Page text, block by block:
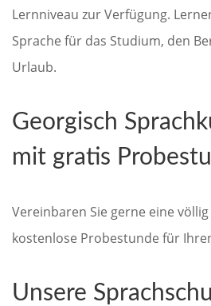
Lernniveau zur Verfügung.
Sprache für das Studium, den
Urlaub.
Georgisch
mit gratis
Vereinbaren Sie gerne eine
kostenlose Probestunde für
Unsere